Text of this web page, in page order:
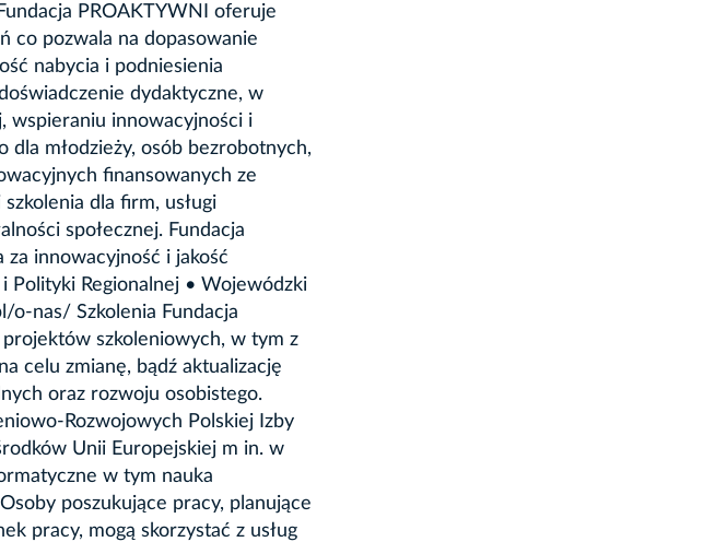
PROAKTYWNI oferuje
co pozwala na dopasowanie
nabycia i podniesienia
dydaktyczne, w
wspieraniu innowacyjności i
dla młodzieży, osób bezrobotnych,
finansowanych ze
dla firm, usługi
społecznej. Fundacja
za innowacyjność i jakość
Polityki Regionalnej • Wojewódzki
o-nas/ Szkolenia Fundacja
szkoleniowych, w tym z
celu zmianę, bądź aktualizację
oraz rozwoju osobistego.
Rozwojowych Polskiej Izby
Unii Europejskiej m in. w
w tym nauka
poszukujące pracy, planujące
pracy, mogą skorzystać z usług